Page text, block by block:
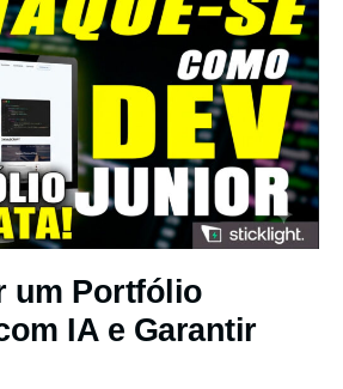
um Portfólio
IA e Garantir